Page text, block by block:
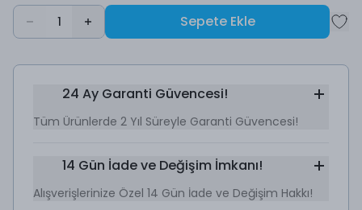
1 Sepete Ekle
24 Ay Garanti Güvencesi!
Tüm Ürünlerde 2 Yıl Süreyle Garanti Güvencesi!
14 Gün İade ve Değişim İmkanı!
Alışverişlerinize Özel 14 Gün İade ve Değişim Hakkı!